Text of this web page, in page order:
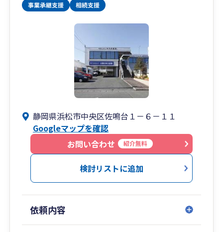
静岡県浜松市中央区佐鳴台１－６－１１
Googleマップを確認
お問い合わせ
紹介無料
検討リストに追加
依頼内容